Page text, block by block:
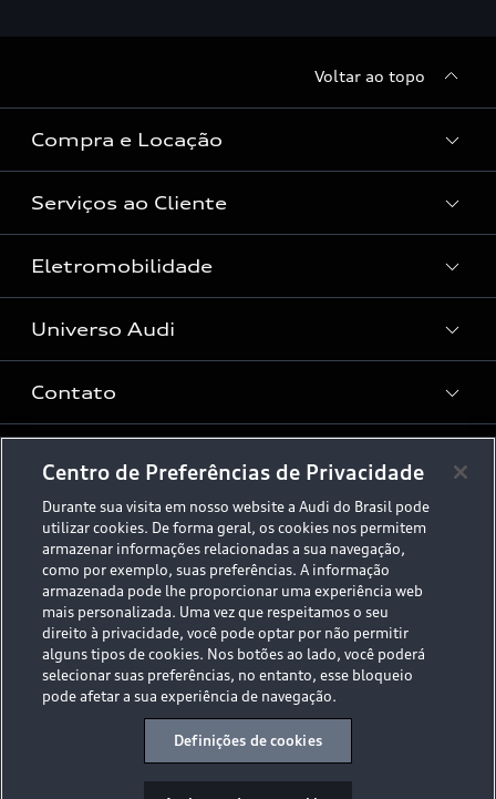
Voltar ao topo
Compra e Locação
Condições Audi
Vendas Corporativas
Audi Approved :plus
Serviços ao Cliente
Manutenção e Reparos
Serviços de Proteção
Rede de Concessionária
Eletromobilidade
Universo da mobilidade elétrica
Dúvidas de eletrificação
App e-tron
Planejamento de recarga
Universo Audi
Audi no Brasil
Stories of Progress
Audi Driving Experience
ESG
Tecnologias Audi
Audi exclusive
Audi Collection
Contato
Fale Conosco
Trabalhe Conosco
Canais de Denúncia
Programa de compliance
© 2026 AUDI AG. All Rights Reserved.
Políticas de Privacidade
Código de Conduta
Aviso Legal
Proteção de Dados - LGPD
Sala de Imprensa
Centro de Preferências de Privacidade
Durante sua visita em nosso website a Audi do Brasil pode
utilizar cookies. De forma geral, os cookies nos permitem
armazenar informações relacionadas a sua navegação,
como por exemplo, suas preferências. A informação
armazenada pode lhe proporcionar uma experiência web
mais personalizada. Uma vez que respeitamos o seu
direito à privacidade, você pode optar por não permitir
alguns tipos de cookies. Nos botões ao lado, você poderá
selecionar suas preferências, no entanto, esse bloqueio
pode afetar a sua experiência de navegação.
Definições de cookies